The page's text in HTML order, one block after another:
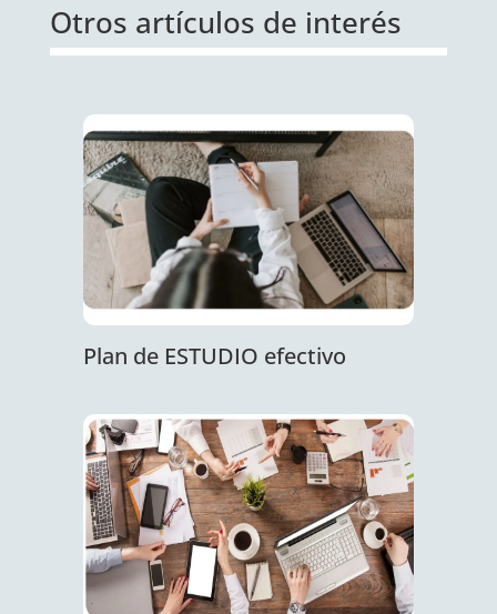
Otros artículos de interés
Plan de ESTUDIO efectivo